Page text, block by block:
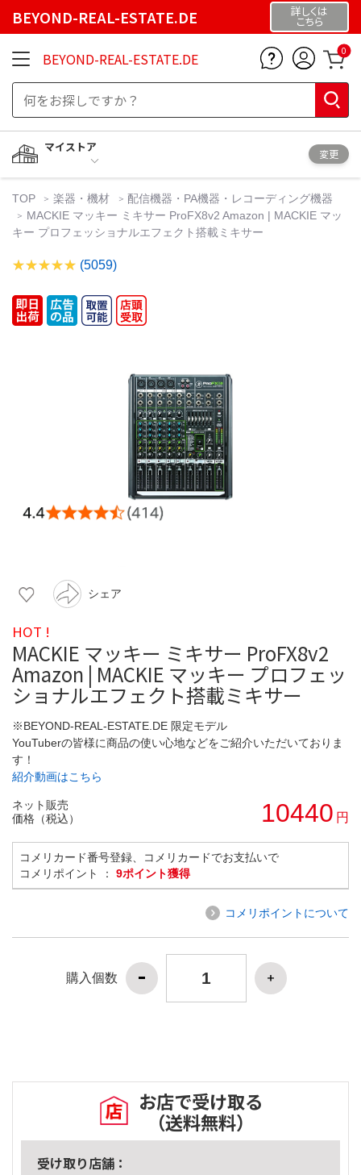
BEYOND-REAL-ESTATE.DE 詳しくは
こちら
BEYOND-REAL-ESTATE.DE 0
マイストア
変更
TOP 楽器・機材
配信機器・PA機器・レコーディング機器
MACKIE マッキー ミキサー ProFX8v2 Amazon | MACKIE マッ
キー プロフェッショナルエフェクト搭載ミキサー
(5059)
シェア
HOT !
MACKIE マッキー ミキサー ProFX8v2
Amazon | MACKIE マッキー プロフェッ
ショナルエフェクト搭載ミキサー
※BEYOND-REAL-ESTATE.DE 限定モデル
YouTuberの皆様に商品の使い心地などをご紹介いただいておりま
す！
紹介動画はこちら
ネット販売
価格（税込）
10440 円
コメリカード番号登録、コメリカードでお支払いで
コメリポイント ： 9ポイント獲得
コメリポイントについて
購入個数
お店で受け取る
（送料無料）
受け取り店舗：